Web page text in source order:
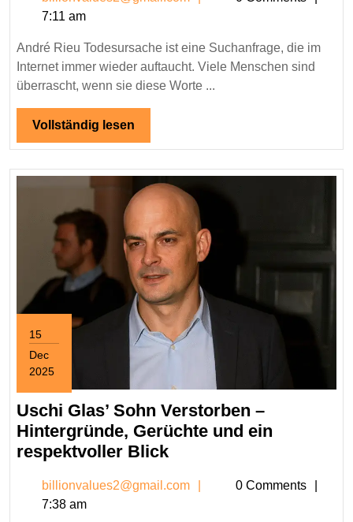
7:11 am
André Rieu Todesursache ist eine Suchanfrage, die im
Internet immer wieder auftaucht. Viele Menschen sind
überrascht, wenn sie diese Worte ...
Vollständig lesen
lesen
15
Dec
2025
December
15,
2025
Uschi Glas’ Sohn Verstorben –
Hintergründe, Gerüchte und ein
respektvoller BlickUschi
Sohn
billionvalues2@gmail.com
0 Comments
7:38 am